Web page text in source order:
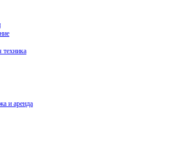
техника
и аренда